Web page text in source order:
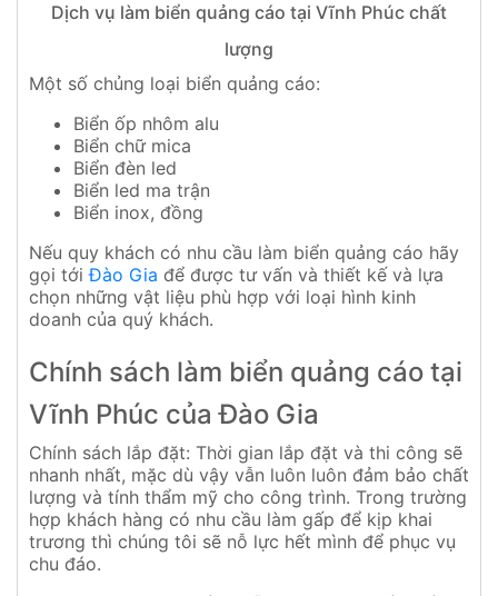
Dịch vụ làm biển quảng cáo tại Vĩnh Phúc chất
lượng
Một số chủng loại biển quảng cáo:
Biển ốp nhôm alu
Biển chữ mica
Biển đèn led
Biển led ma trận
Biển inox, đồng
Nếu quy khách có nhu cầu làm biển quảng cáo hãy
gọi tớiĐào Gia để được tư vấn và thiết kế và lựa
chọn những vật liệu phù hợp với loại hình kinh
doanh của quý khách.
Chính sách làm biển quảng cáo tại
Vĩnh Phúc của Đào Gia
Chính sách lắp đặt: Thời gian lắp đặt và thi công sẽ
nhanh nhất, mặc dù vậy vẫn luôn luôn đảm bảo chất
lượng và tính thẩm mỹ cho công trình. Trong trường
hợp khách hàng có nhu cầu làm gấp để kịp khai
trương thì chúng tôi sẽ nỗ lực hết mình để phục vụ
chu đáo.